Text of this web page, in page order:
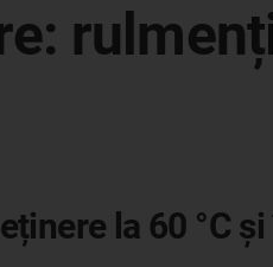
la 60 °C